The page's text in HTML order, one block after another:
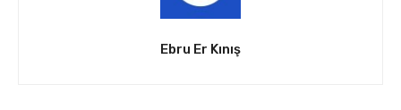
Ebru Er Kınış